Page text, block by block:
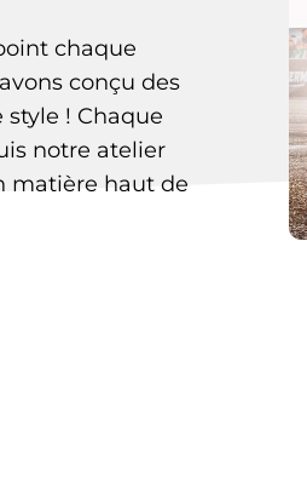
chaque
conçu des
! Chaque
notre atelier
matière haut de